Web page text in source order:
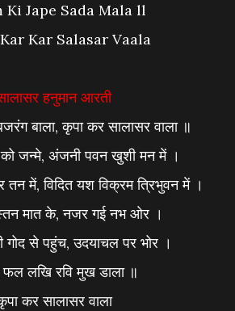
Ki Jape Sada Mala ll
Kar Salasar Vaala
हनुमान आरती
बाला, कृपा कर सालासर वाला ॥
जन्मे, अंजनी पवन खुशी मन में ।
तन में, विदित यश विक्रम त्रिभुवन में ।
मात के, नजर गई नभ ओर ।
गोद से पहुंच, उदयाचल पर भोर ।
लखि रवि मुख डाला ॥
कर सालासर वाला